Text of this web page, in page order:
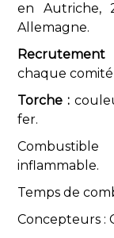
en Autriche,
Allemagne.
chaque comité
Torche :
fer.
inflammable.
Temps de
Concepteurs :